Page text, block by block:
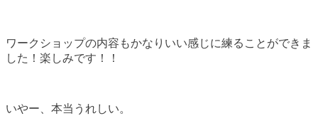
ワークショップの内容もかなりいい感じに練ることができま
した！楽しみです！！
いやー、本当うれしい。